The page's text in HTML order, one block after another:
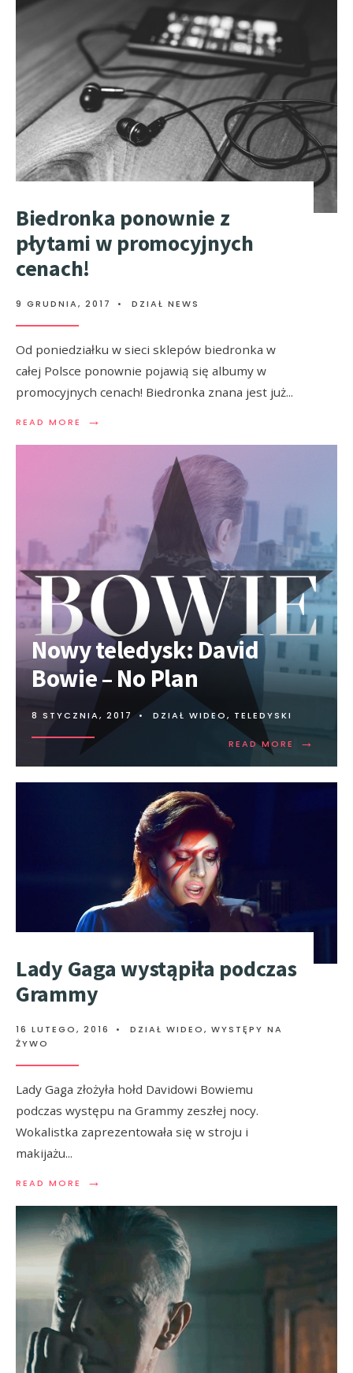
Biedronka ponownie z
płytami w promocyjnych
cenach!
9 GRUDNIA, 2017 • DZIAŁ NEWS
Od poniedziałku w sieci sklepów biedronka w
całej Polsce ponownie pojawią się albumy w
promocyjnych cenach! Biedronka znana jest już...
READ MORE →
Nowy teledysk: David
Bowie – No Plan
8 STYCZNIA, 2017 • DZIAŁ WIDEO, TELEDYSKI
READ MORE →
Lady Gaga wystąpiła podczas
Grammy
16 LUTEGO, 2016 • DZIAŁ WIDEO, WYSTĘPY NA
ŻYWO
Lady Gaga złożyła hołd Davidowi Bowiemu
podczas występu na Grammy zeszłej nocy.
Wokalistka zaprezentowała się w stroju i
makijażu...
READ MORE →